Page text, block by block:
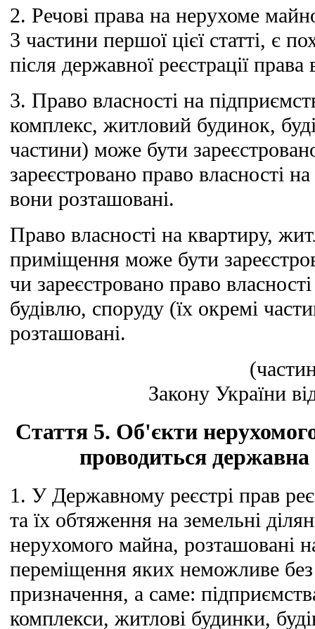
2. Речові права на нерухоме
3 частини першої цієї статті, є
після державної реєстрації
3. Право власності на
комплекс, житловий будинок,
частини) може бути
зареєстровано право власності
вони розташовані.
Право власності на квартиру,
приміщення може бути
чи зареєстровано право
будівлю, споруду (їх окремі
розташовані.
Закону України
Стаття 5. Об'єкти
проводиться державна
1. У Державному реєстрі прав
та їх обтяження на земельні
нерухомого майна, розташовані
переміщення яких неможливе без
призначення, а саме:
комплекси, житлові будинки,